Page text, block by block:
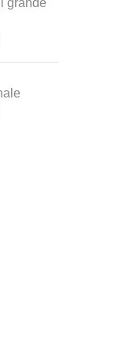
grande